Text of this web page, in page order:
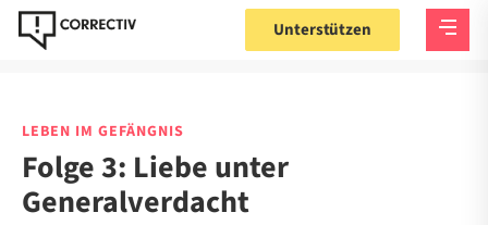
Unterstützen
LEBEN IM GEFÄNGNIS
Folge 3: Liebe unter
Generalverdacht